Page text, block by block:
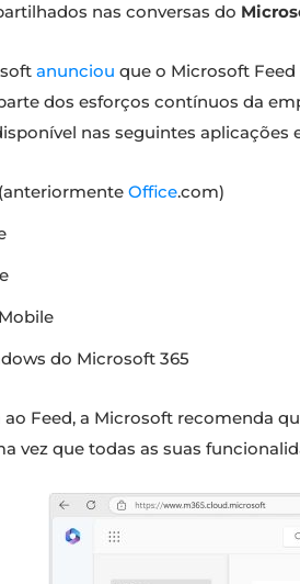
nas conversas do
anunciou que o Microsoft
dos esforços contínuos da
nas seguintes aplicações
Office.com)
do Microsoft 365
Feed, a Microsoft recomenda
vez que todas as suas